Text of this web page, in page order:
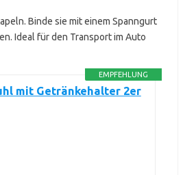
Binde sie mit einem Spanngurt
Ideal für den Transport im Auto
EMPFEHLUNG
mit Getränkehalter 2er